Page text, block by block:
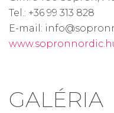
Tel.: +36 99 313 828
E-mail:
GALÉRIA